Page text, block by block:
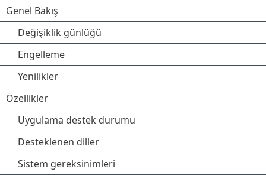
Genel Bakış
Değişiklik günlüğü
Engelleme
Yenilikler
Özellikler
Uygulama destek durumu
Desteklenen diller
Sistem gereksinimleri